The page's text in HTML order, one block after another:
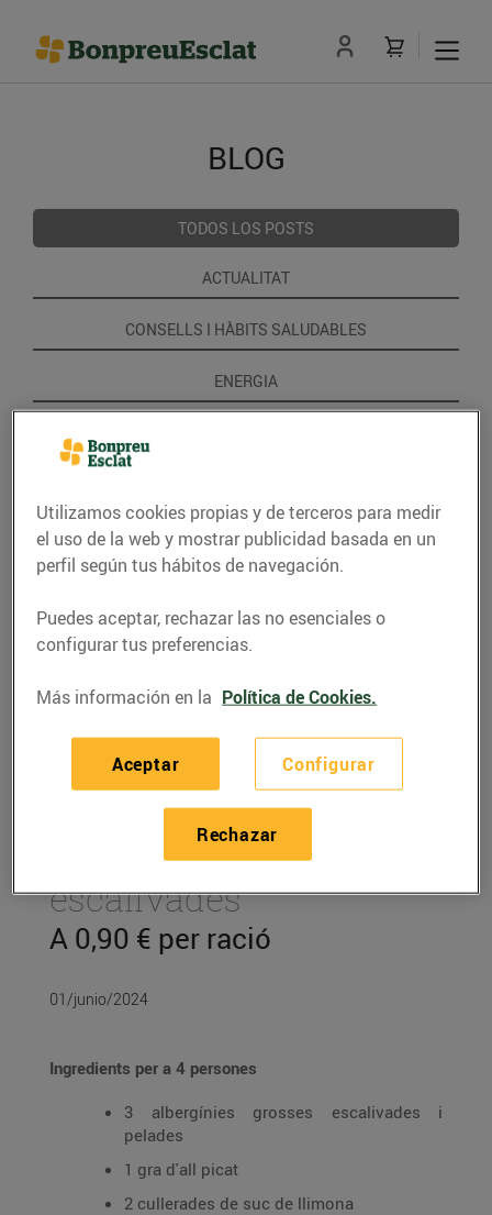
BLOG
TODOS LOS POSTS
ACTUALITAT
CONSELLS I HÀBITS SALUDABLES
ENERGIA
Paté d'albergínies
escalivades
A 0,90 € per ració
01/junio/2024
Ingredients per a 4 persones
3 albergínies grosses escalivades i
pelades
1 gra d'all picat
2 cullerades de suc de llimona
Utilizamos cookies propias y de terceros para medir
el uso de la web y mostrar publicidad basada en un
perfil según tus hábitos de navegación.
Puedes aceptar, rechazar las no esenciales o
configurar tus preferencias.
Más información en la Política de Cookies.
Configurar
Rechazar
Aceptar